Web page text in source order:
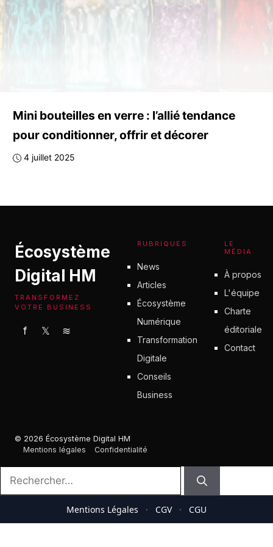
Mini bouteilles en verre : l’allié tendance
pour conditionner, offrir et décorer
4 juillet 2025
Écosystème
Digital HM
TRANSFORMEZ
VOTRE BUSINESS
f 𝕏 ≋
RUBRIQUES
News
Articles
Écosystème
Numérique
Transformation
Digitale
Conseils
Business
LE
MÉDIA
À propos
L'équipe
Charte
éditoriale
Contact
© 2026 Écosystème Digital HM
Mentions légales
Confidentialité
Rechercher :
Mentions Légales · CGV · CGU